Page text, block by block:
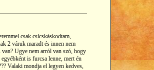
csak csicskáskodtam,
2 váruk maradt és innen nem
Ugye nem arról van szó, hogy
is furcsa lenne, mert én
Valaki mondja el legyen kedves,